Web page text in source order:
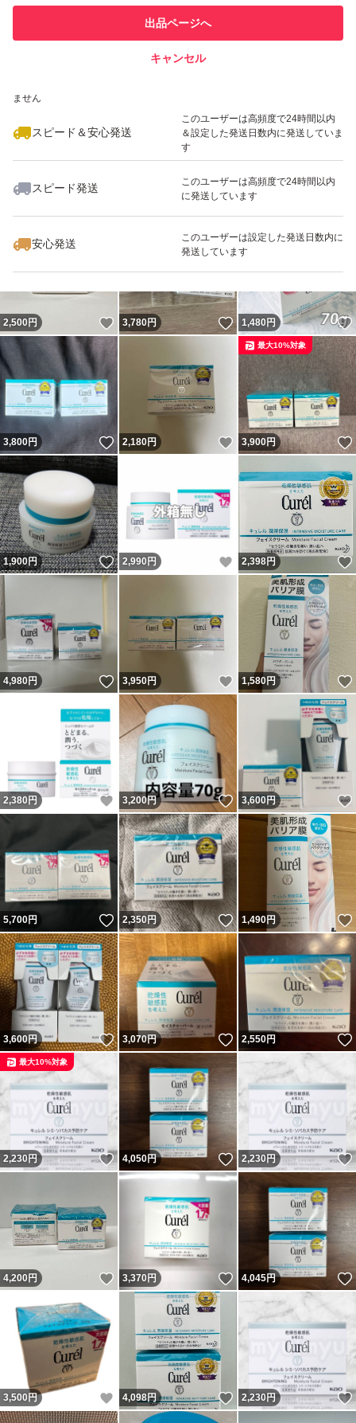
での取引実績があります
ません
スピード＆安心発送
このユーザーは高頻度で24時間以内
＆設定した発送日数内に発送していま
す
スピード発送
このユーザーは高頻度で24時間以内
に発送しています
安心発送
このユーザーは設定した発送日数内に
発送しています
出品ページへ
キャンセル
いいね！
1,880
2,500円 いいね！
3,780円 いいね！
1,480円
3,800円 いいね！
2,180円 いいね！
3,900円
最大10%対象
1,900円 いいね！
2,990 円 いいね！
2,398円
4,980円 いいね！
3,950円 いいね！
1,580円
2,380円 いいね！
3,200円 いいね！
3,600円
5,700円 いいね！
2,350円 いいね！
1,490円
3,600円 いいね！
3,070円 いいね！
2,550円
2,230円 いいね！
最大10%対象
4,050円 いいね！
2,230円
4,200円 いいね！
3,370円 いいね！
4,045円
3,500 円 いいね！
4,098円 いいね！
2,230円